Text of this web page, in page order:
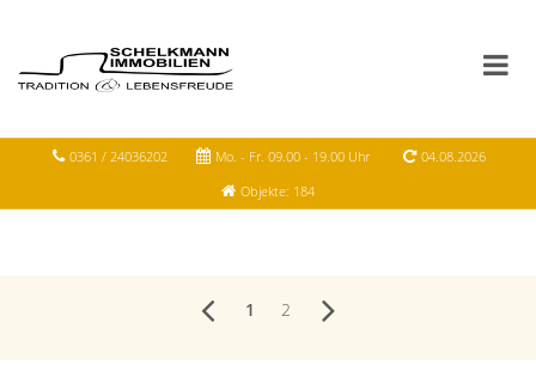
0361 / 24036202 Mo. - Fr. 09.00 - 19.00 Uhr
04.08.2026
Objekte: 184
1 2